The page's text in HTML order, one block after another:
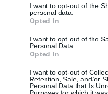
I want to opt-out of the
personal data.
Opted In
I want to opt-out of the
Personal Data.
Opted In
I want to opt-out of
Retention, Sale, and/or
Personal Data that Is
Purposes for which it was
Télécharger légalement
Trouver un instrument de
meilleur prix sur
Paroles + Traduction